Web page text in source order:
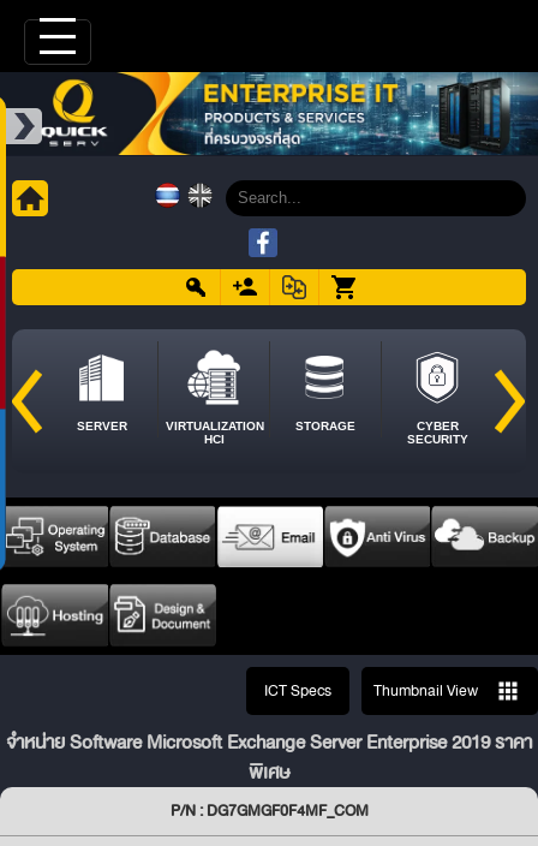
SERVER
VIRTUALIZATION
HCI
STORAGE
CYBER
SECURITY
ICT Specs Thumbnail View
จำหน่าย Software Microsoft Exchange Server Enterprise 2019 ราคา
พิเศษ
P/N : DG7GMGF0F4MF_COM